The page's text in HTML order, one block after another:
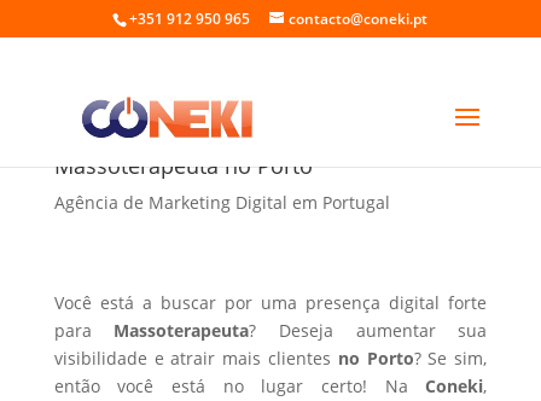
+351 912 950 965 contacto@coneki.pt
Agência de marketing digital para
Massoterapeuta no Porto
Agência de Marketing Digital em Portugal
Você está a buscar por uma presença digital forte
para Massoterapeuta? Deseja aumentar sua
visibilidade e atrair mais clientes no Porto? Se sim,
então você está no lugar certo! NaConeki,